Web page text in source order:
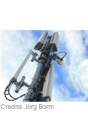
Credits: Jörg Borm